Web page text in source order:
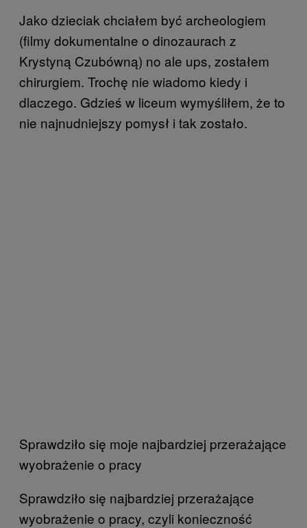
Jako dzieciak chciałem być archeologiem
(filmy dokumentalne o dinozaurach z
Krystyną Czubówną) no ale ups, zostałem
chirurgiem. Trochę nie wiadomo kiedy i
dlaczego. Gdzieś w liceum wymyśliłem, że to
nie najnudniejszy pomysł i tak zostało.
Sprawdziło się moje najbardziej przerażające
wyobrażenie o pracy
Sprawdziło się najbardziej przerażające
wyobrażenie o pracy, czyli konieczność